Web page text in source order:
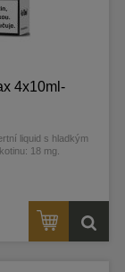
4x10ml-
liquid s hladkým
18 mg.